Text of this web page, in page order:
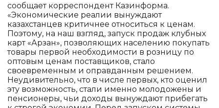
сообщает корреспондент Казинформа.
«Экономические реалии вынуждают
казахстанцев критичнее относиться к ценам.
Поэтому, на наш взгляд, запуск продаж клубных
карт «Арзан», позволяющих населению покупать
товары первой необходимости в розницу по
оптовым ценам поставщиков, стало
своевременным и оправданным решением.
Неудивительно, что в числе первых, кто оценил
эту возможность, стали именно молодожены и
пенсионеры, чьи доходы вынуждают прибегать